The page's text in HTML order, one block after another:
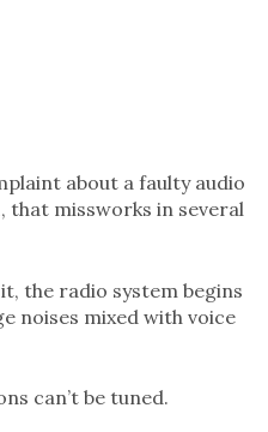
about a faulty audio
that missworks in several
the radio system begins
noises mixed with voice
can’t be tuned.